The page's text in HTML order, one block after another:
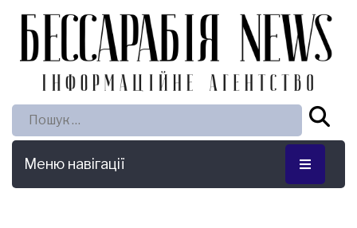
Пошук:
Меню навігації